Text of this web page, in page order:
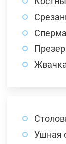
Жвачка
Ушная